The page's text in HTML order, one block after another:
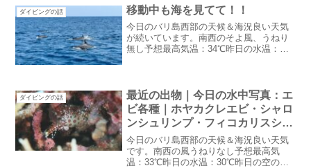
ジンクスは破られた昨日まで天気が良か
ったのにゲスト様の...
ダイビングの話 移動中も海を見てて！！
今日のバリ島西部の天候＆海況良い天気
が続いています。南西のそよ風、うねり
無し予想最高気温：34℃昨日の水温：
寝ちゃうと損ですよ。移...
ダイビングの話
最近の出物｜今日の水中写真：エ
ビ各種｜ホヤカクレエビ・シャロ
ンシュリンプ・フィコカリスシム
ランス・トガリモエビ・コガラシ
エビ
今日のバリ島西部の天候＆海況良い天気
です。南西の風うねりなし予想最高気
温：33℃昨日の水温：30℃昨日の空の青